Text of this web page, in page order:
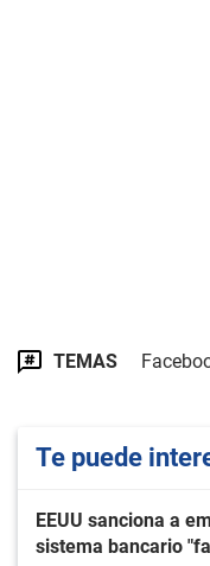
TEMAS
Te puede
EEUU sanciona a
sistema bancario